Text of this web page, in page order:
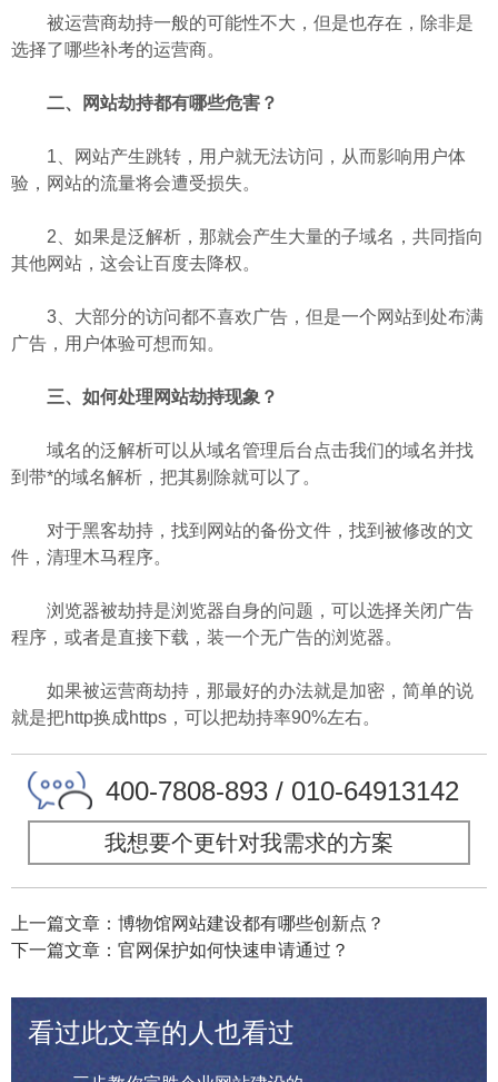
被运营商劫持一般的可能性不大，但是也存在，除非是
选择了哪些补考的运营商。
二、网站劫持都有哪些危害？
1、网站产生跳转，用户就无法访问，从而影响用户体
验，网站的流量将会遭受损失。
2、如果是泛解析，那就会产生大量的子域名，共同指向
其他网站，这会让百度去降权。
3、大部分的访问都不喜欢广告，但是一个网站到处布满
广告，用户体验可想而知。
三、如何处理网站劫持现象？
域名的泛解析可以从域名管理后台点击我们的域名并找
到带*的域名解析，把其剔除就可以了。
对于黑客劫持，找到网站的备份文件，找到被修改的文
件，清理木马程序。
浏览器被劫持是浏览器自身的问题，可以选择关闭广告
程序，或者是直接下载，装一个无广告的浏览器。
如果被运营商劫持，那最好的办法就是加密，简单的说
就是把http换成https，可以把劫持率90%左右。
400-7808-893 / 010-64913142
我想要个更针对我需求的方案
上一篇文章：博物馆网站建设都有哪些创新点？
下一篇文章：官网保护如何快速申请通过？
看过此文章的人也看过